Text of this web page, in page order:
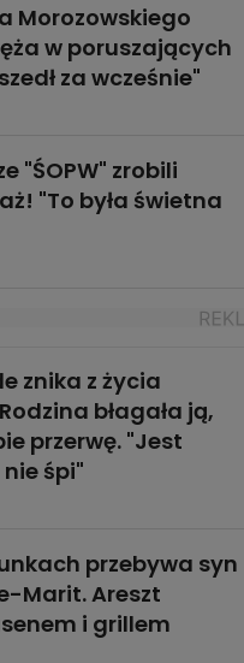
Morozowskiego
w poruszających
za wcześnie"
"ŚOPW" zrobili
"To była świetna
znika z życia
błagała ją,
przerwę. "Jest
śpi"
przebywa syn
Marit. Areszt
i grillem